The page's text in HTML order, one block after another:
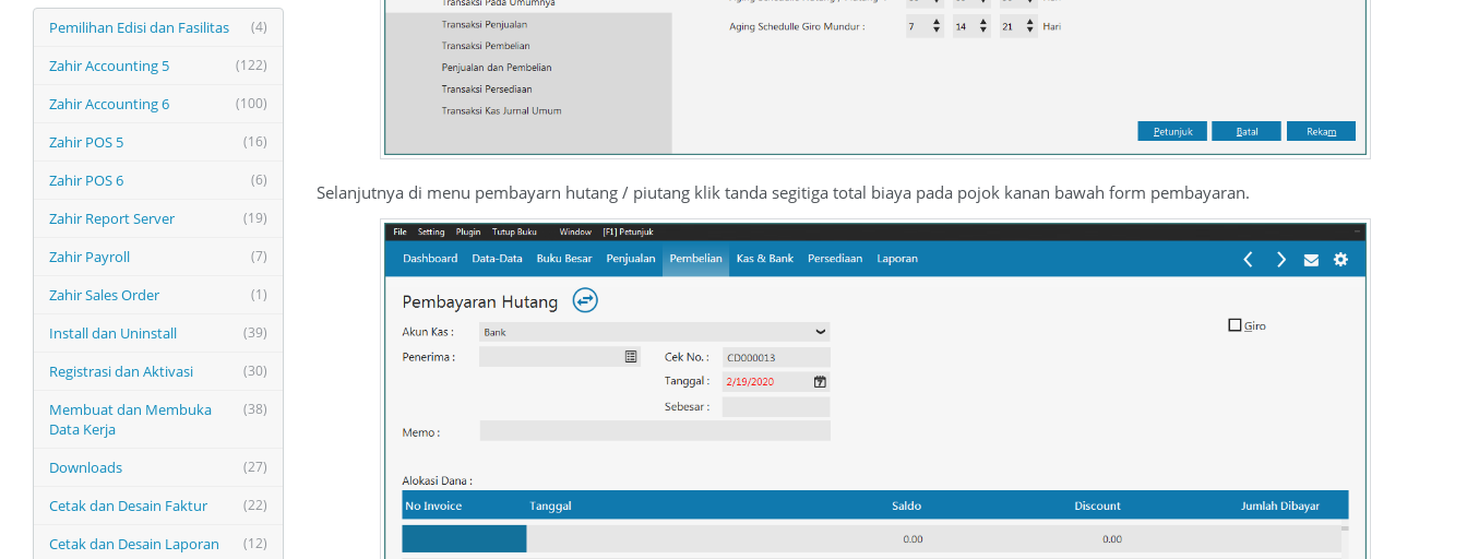
(4)
Pemilihan Edisi dan Fasilitas
(122)
Zahir Accounting 5
(100)
Zahir Accounting 6
(16)
Zahir POS 5
(6)
Zahir POS 6
(19)
Zahir Report Server
(7)
Zahir Payroll
(1)
Zahir Sales Order
(39)
Install dan Uninstall
(30)
Registrasi dan Aktivasi
(38)
Membuat dan Membuka
Data Kerja
(27)
Downloads
(22)
Cetak dan Desain Faktur
(12)
Cetak dan Desain Laporan
Selanjutnya di menu pembayarn hutang / piutang klik tanda segitiga total biaya pada pojok kanan bawah form pembayaran.